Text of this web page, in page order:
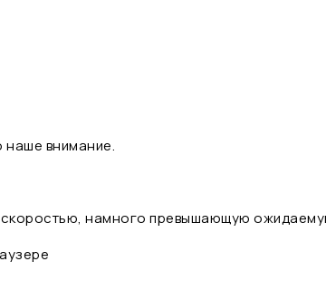
наше внимание.
скоростью, намного превышающую